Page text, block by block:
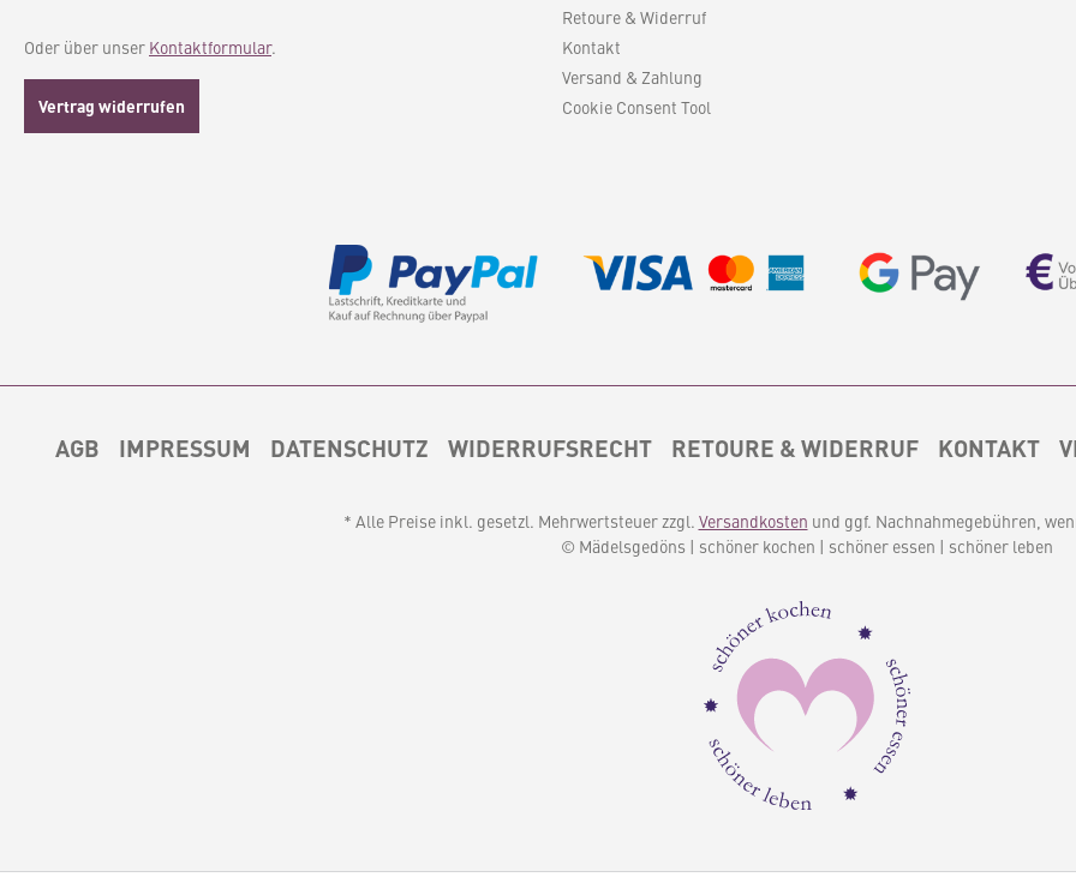
Oder über unser Kontaktformular.
Vertrag widerrufen
Retoure & Widerruf
Kontakt
Versand & Zahlung
Cookie Consent Tool
AGB IMPRESSUM DATENSCHUTZ WIDERRUFSRECHT RETOURE & WIDERRUF KONTAKT
* Alle Preise inkl. gesetzl. Mehrwertsteuer zzgl. Versandkosten und ggf. Nachnahmegebühren,
© Mädelsgedöns | schöner kochen | schöner essen | schöner leben